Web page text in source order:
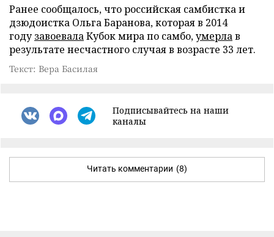
Ранее сообщалось, что российская самбистка и
дзюдоистка Ольга Баранова, которая в 2014
годузавоевалаКубок мира по самбо,умерлав
результате несчастного случая в возрасте 33 лет.
Текст: Вера Басилая
Подписывайтесь на наши
каналы
Читать комментарии (8)